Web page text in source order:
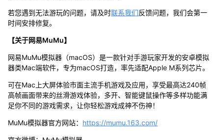
若您遇到无法游玩的问题，请及时联系我们反馈问题，我们会第一
时间安排修复。
【关于网易MuMu】
网易MuMu模拟器（macOS）是一款针对手游玩家开发的安卓模拟
器类Mac端软件，专为macOS打造，率先适配Apple M系列芯片。
可在Mac上大屏体验市面主流手机游戏及应用，享受最高达240帧
高帧画面带来的丝滑游戏体验，多开、智能键鼠操作等多样功能满
足你不同的游戏需求，让你轻松游戏成神不伤神！
MuMu模拟器官方网站： https://mumu.163.com/